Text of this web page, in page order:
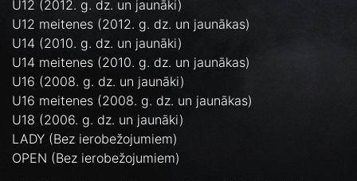
U12 (2012. g. dz. un jaunāki)
U12 meitenes (2012. g. dz. un jaunākas)
U14 (2010. g. dz. un jaunāki)
U14 meitenes (2010. g. dz. un jaunākas)
U16 (2008. g. dz. un jaunāki)
U16 meitenes (2008. g. dz. un jaunākas)
U18 (2006. g. dz. un jaunāki)
LADY (Bez ierobežojumiem)
OPEN (Bez ierobežojumiem)